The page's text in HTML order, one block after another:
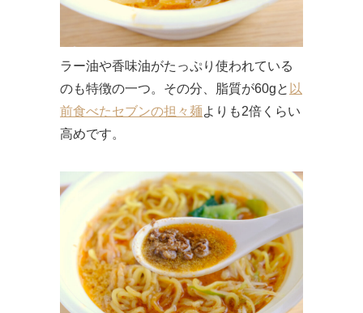
ラー油や香味油がたっぷり使われている
のも特徴の一つ。その分、脂質が60gと 以
前食べたセブンの担々麺よりも2倍くらい
高めです。